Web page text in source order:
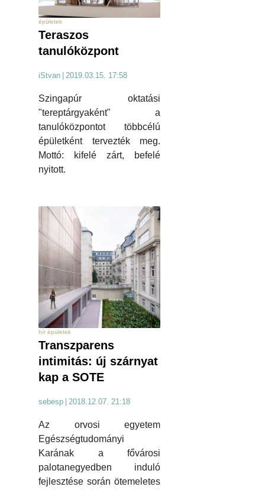
épületek
Teraszos
tanulóközpont
iStvan 2019.03.15. 17:58
Szingapúr oktatási
"tereptárgyaként" a
tanulóközpontot többcélú
épületként tervezték meg.
Mottó: kifelé zárt, befelé
nyitott.
hír épületek
Transzparens
intimitás: új szárnyat
kap a SOTE
sebesp 2018.12.07. 21:18
Az orvosi egyetem
Egészségtudományi
Karának a fővárosi
palotanegyedben induló
fejlesztése során ötemeletes